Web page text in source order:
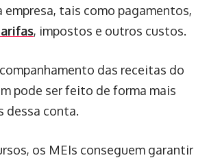
tais como pagamentos,
, impostos e outros custos.
das receitas do
pode ser feito de forma mais
dessa conta.
os MEIs conseguem garantir